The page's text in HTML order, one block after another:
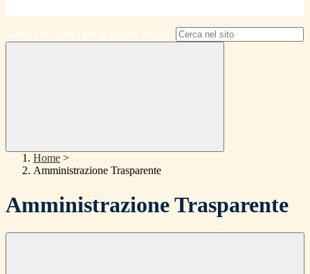
Campo di ricerca per le pagine del sito
Home >
Amministrazione Trasparente
Amministrazione Trasparente